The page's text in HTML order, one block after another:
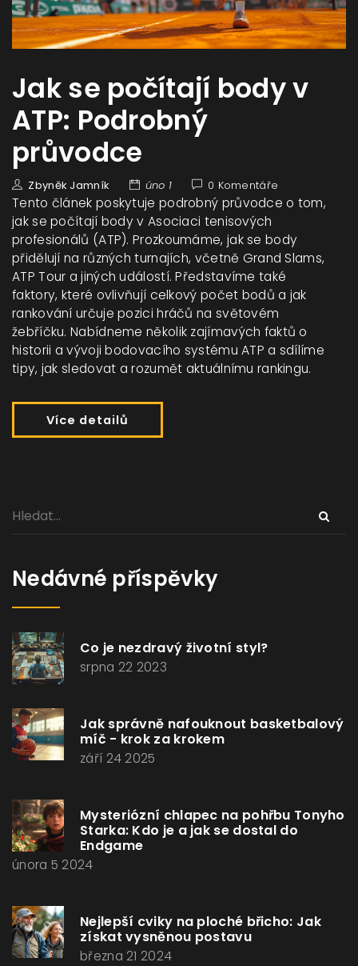
Jak se počítají body v
ATP: Podrobný
průvodce
Zbyněk Jamník úno 1 0 Komentáře
Tento článek poskytuje podrobný průvodce o tom,
jak se počítají body v Asociaci tenisových
profesionálů (ATP). Prozkoumáme, jak se body
přidělují na různých turnajích, včetně Grand Slams,
ATP Tour a jiných událostí. Představíme také
faktory, které ovlivňují celkový počet bodů a jak
rankování určuje pozici hráčů na světovém
žebříčku. Nabídneme několik zajímavých faktů o
historii a vývoji bodovacího systému ATP a sdílíme
tipy, jak sledovat a rozumět aktuálnímu rankingu.
Více detailů
Nedávné příspěvky
Co je nezdravý životní styl?
srpna 22 2023
Jak správně nafouknout basketbalový
míč - krok za krokem
září 24 2025
Mysteriózní chlapec na pohřbu Tonyho
Starka: Kdo je a jak se dostal do
Endgame
února 5 2024
Nejlepší cviky na ploché břicho: Jak
získat vysněnou postavu
března 21 2024